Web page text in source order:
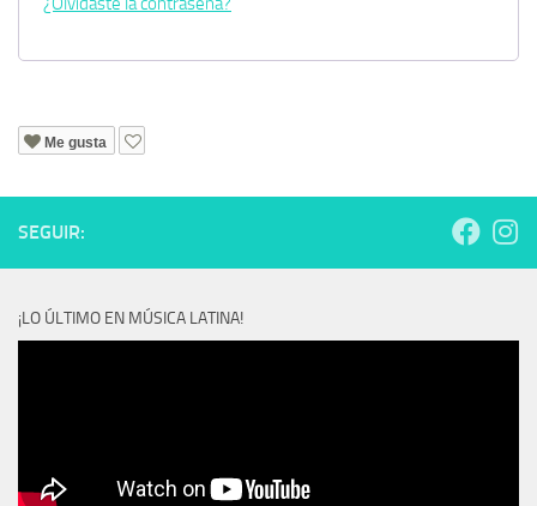
Me gusta
SEGUIR:
¡LO ÚLTIMO EN MÚSICA LATINA!